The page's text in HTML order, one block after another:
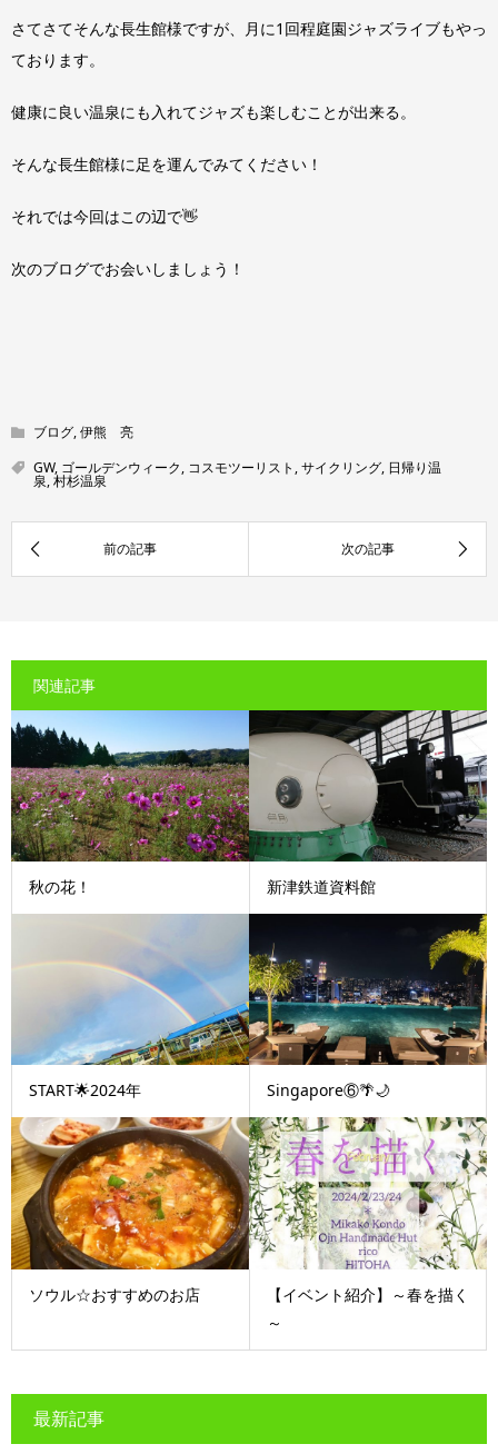
さてさてそんな長生館様ですが、月に1回程庭園ジャズライブもやっ
ております。
健康に良い温泉にも入れてジャズも楽しむことが出来る。
そんな長生館様に足を運んでみてください！
それでは今回はこの辺で👋
次のブログでお会いしましょう！
ブログ,伊熊 亮
GW, ゴールデンウィーク, コスモツーリスト ,サイクリング, 日帰り温
泉,村杉温泉
関連記事
秋の花！ 新津鉄道資料館
START🌟2024年 Singapore⑥🌴🌙
ソウル☆おすすめのお店
【イベント紹介】～春を描く
～
最新記事